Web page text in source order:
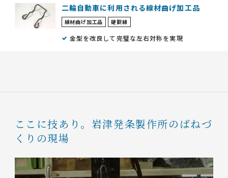
二輪自動車に利用される線材曲げ加工品
線材曲げ加工品 硬鋼線
金型を改良して完璧な左右対称を実現
ここに技あり。 岩津発条製作所のばねづ
くりの現場